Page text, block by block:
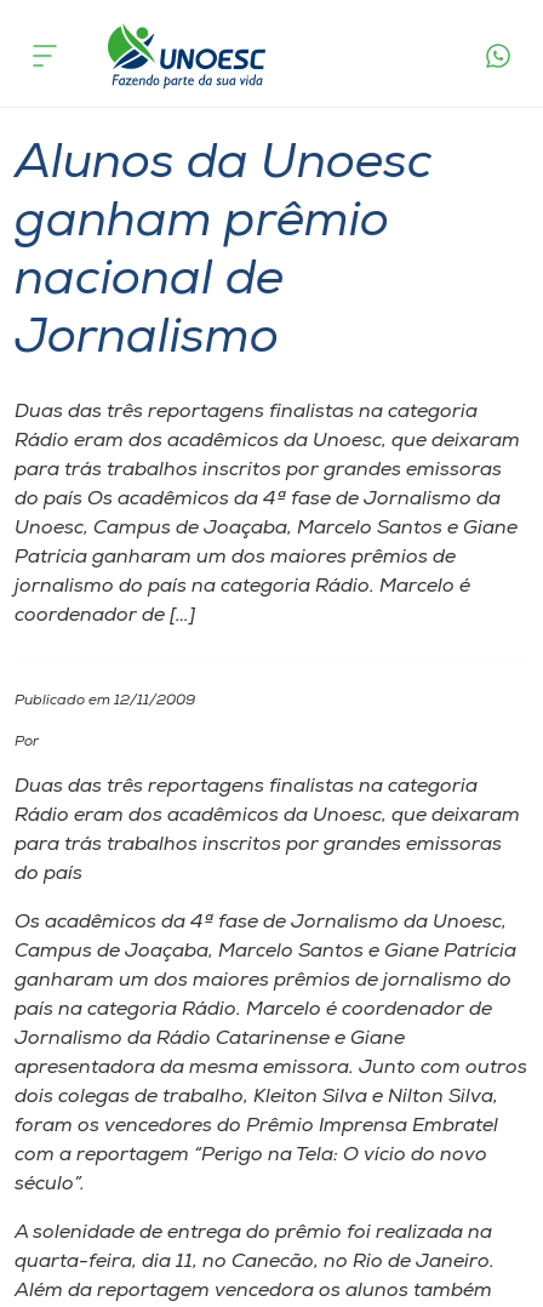
Cursos
Atendimento ao Estudante
Portal de Ensino
A
Internacionalização
I.nova
Cultura
CPA
Biblioteca
Editora
Rádio
Museu
Unoesc
acontece
Alunos da Unoesc
ganham prêmio
nacional de
Jornalismo
Duas das três reportagens finalistas na categoria
Rádio eram dos acadêmicos da Unoesc, que deixaram
para trás trabalhos inscritos por grandes emissoras
do país Os acadêmicos da 4ª fase de Jornalismo da
Unoesc, Campus de Joaçaba, Marcelo Santos e Giane
Patrícia ganharam um dos maiores prêmios de
jornalismo do país na categoria Rádio. Marcelo é
coordenador de […]
Publicado em 12/11/2009
Por
Duas das três reportagens finalistas na categoria
Rádio eram dos acadêmicos da Unoesc, que deixaram
para trás trabalhos inscritos por grandes emissoras
do país
Os acadêmicos da 4ª fase de Jornalismo da Unoesc,
Campus de Joaçaba, Marcelo Santos e Giane Patrícia
ganharam um dos maiores prêmios de jornalismo do
país na categoria Rádio. Marcelo é coordenador de
Jornalismo da Rádio Catarinense e Giane
apresentadora da mesma emissora. Junto com outros
dois colegas de trabalho, Kleiton Silva e Nilton Silva,
foram os vencedores do Prêmio Imprensa Embratel
com a reportagem “Perigo na Tela: O vício do novo
século”.
A solenidade de entrega do prêmio foi realizada na
quarta-feira, dia 11, no Canecão, no Rio de Janeiro.
Além da reportagem vencedora os alunos também